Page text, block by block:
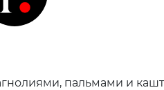
пальмами и